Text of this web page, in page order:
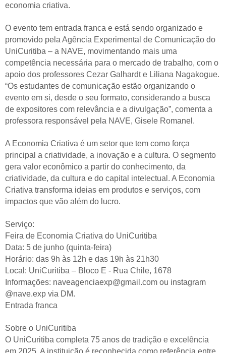
economia criativa.
O evento tem entrada franca e está sendo organizado e
promovido pela Agência Experimental de Comunicação do
UniCuritiba – a NAVE, movimentando mais uma
competência necessária para o mercado de trabalho, com o
apoio dos professores Cezar Galhardt e Liliana Nagakogue.
“Os estudantes de comunicação estão organizando o
evento em si, desde o seu formato, considerando a busca
de expositores com relevância e a divulgação”, comenta a
professora responsável pela NAVE, Gisele Romanel.
A Economia Criativa é um setor que tem como força
principal a criatividade, a inovação e a cultura. O segmento
gera valor econômico a partir do conhecimento, da
criatividade, da cultura e do capital intelectual. A Economia
Criativa transforma ideias em produtos e serviços, com
impactos que vão além do lucro.
Serviço:
Feira de Economia Criativa do UniCuritiba
Data: 5 de junho (quinta-feira)
Horário: das 9h às 12h e das 19h às 21h30
Local: UniCuritiba – Bloco E - Rua Chile, 1678
Informações: naveagenciaexp@gmail.com ou instagram
@nave.exp via DM.
Entrada franca
Sobre o UniCuritiba
O UniCuritiba completa 75 anos de tradição e excelência
em 2025. A instituição é reconhecida como referência entre